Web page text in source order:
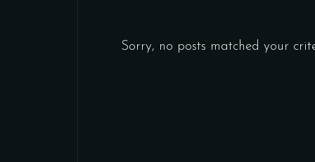
Sorry, no posts matched your